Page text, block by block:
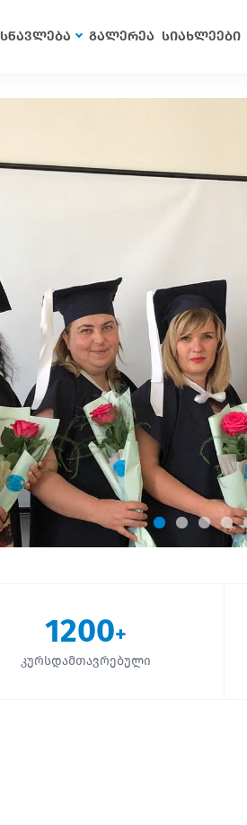
სწავლება გალერეა სიახლეები
1200+
კურსდამთავრებული